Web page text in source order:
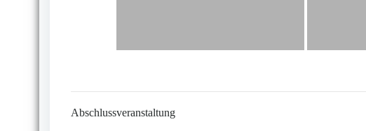
Abschlussveranstaltung